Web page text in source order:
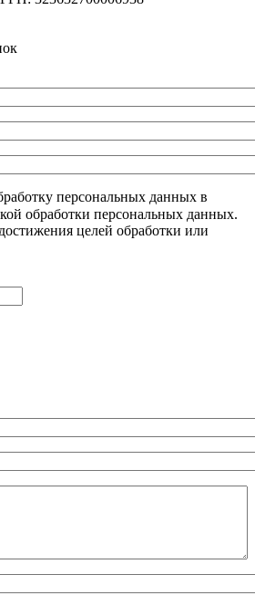
персональных данных в
обработки персональных данных.
целей обработки или